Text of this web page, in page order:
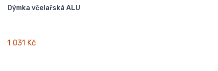
Dýmka včelařská ALU
1 031 Kč